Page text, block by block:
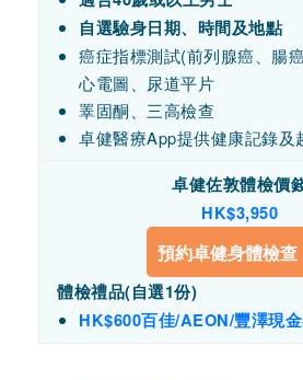
自選驗身日期、時間及地點
癌症指標測試(前列腺癌、腸
心電圖、尿道平片
睪固酮、三高檢查
卓健醫療App提供健康記錄及
卓健佐敦體檢價
HK$3,950
預約卓健身體檢查
體檢禮品(自選1份)
HK$600百佳/AEON/豐澤現